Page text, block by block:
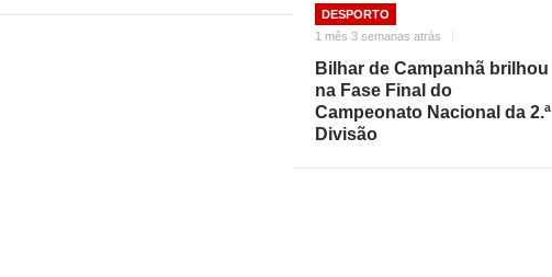
DESPORTO
1 mês 3 semanas atrás
Bilhar de Campanhã brilhou
na Fase Final do
Campeonato Nacional da 2.ª
Divisão